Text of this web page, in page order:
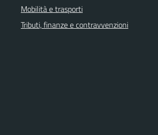
Mobilità e trasporti
Tributi, finanze e contravvenzioni